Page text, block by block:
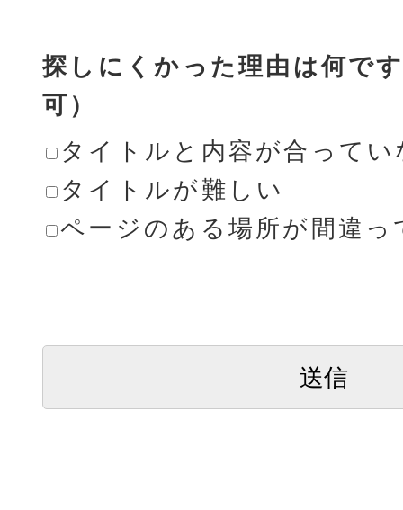
探しにくかった理由は何で
可）
タイトルと内容が合ってい
タイトルが難しい
ページのある場所が間違っ